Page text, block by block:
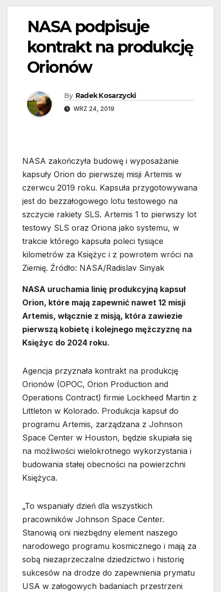
NASA podpisuje
kontrakt na produkcję
Orionów
By Radek Kosarzycki
WRZ 24, 2019
NASA zakończyła budowę i wyposażanie
kapsuły Orion do pierwszej misji Artemis w
czerwcu 2019 roku. Kapsuła przygotowywana
jest do bezzałogowego lotu testowego na
szczycie rakiety SLS. Artemis 1 to pierwszy lot
testowy SLS oraz Oriona jako systemu, w
trakcie którego kapsuła poleci tysiące
kilometrów za Księżyc i z powrotem wróci na
Ziemię. Źródło: NASA/Radislav Sinyak
NASA uruchamia linię produkcyjną kapsuł
Orion, które mają zapewnić nawet 12 misji
Artemis, włącznie z misją, która zawiezie
pierwszą kobietę i kolejnego mężczyznę na
Księżyc do 2024 roku.
Agencja przyznała kontrakt na produkcję
Orionów (OPOC, Orion Production and
Operations Contract) firmie Lockheed Martin z
Littleton w Kolorado. Produkcja kapsuł do
programu Artemis, zarządzana z Johnson
Space Center w Houston, będzie skupiała się
na możliwości wielokrotnego wykorzystania i
budowania stałej obecności na powierzchni
Księżyca.
„To wspaniały dzień dla wszystkich
pracowników Johnson Space Center.
Stanowią oni niezbędny element naszego
narodowego programu kosmicznego i mają za
sobą niezaprzeczalne dziedzictwo i historię
sukcesów na drodze do zapewnienia prymatu
USA w załogowych badaniach przestrzeni